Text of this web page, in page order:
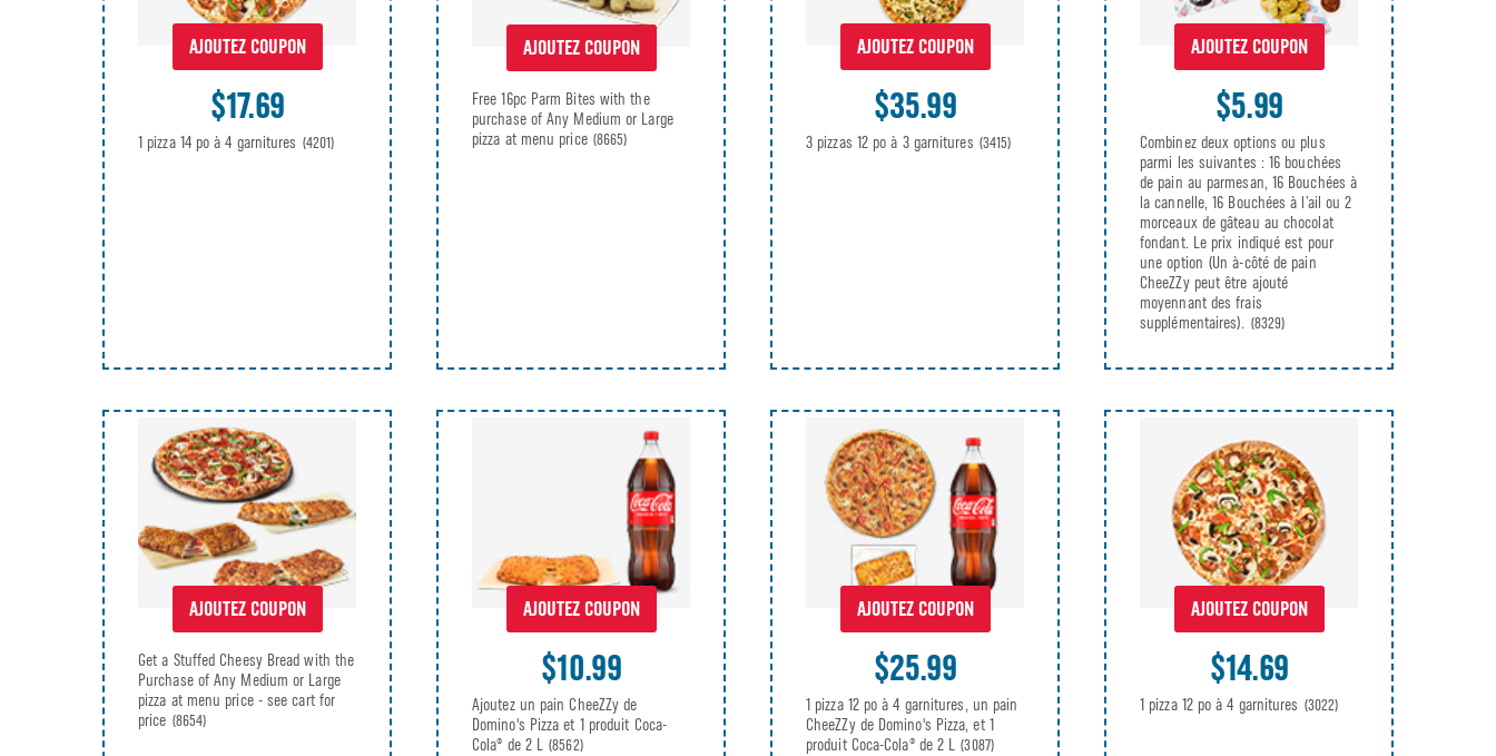
AJOUTEZ COUPON
$17.69
1 pizza 14 po à 4 garnitures (4201)
AJOUTEZ COUPON
Free 16pc Parm Bites with the
purchase of Any Medium or Large
pizza at menu price (8665)
AJOUTEZ COUPON
$35.99
3 pizzas 12 po à 3 garnitures (3415)
AJOUTEZ COUPON
$5.99
Combinez deux options ou plus
parmi les suivantes : 16 bouchées
de pain au parmesan, 16 Bouchées à
la cannelle, 16 Bouchées à l’ail ou 2
morceaux de gâteau au chocolat
fondant. Le prix indiqué est pour
une option (Un à-côté de pain
CheeZZy peut être ajouté
moyennant des frais
supplémentaires). (8329)
AJOUTEZ COUPON
Get a Stuffed Cheesy Bread with the
Purchase of Any Medium or Large
pizza at menu price - see cart for
price (8654)
AJOUTEZ COUPON
$10.99
Ajoutez un pain CheeZZy de
Domino's Pizza et 1 produit Coca-
Cola® de 2 L (8562)
AJOUTEZ COUPON
$25.99
1 pizza 12 po à 4 garnitures, un pain
CheeZZy de Domino's Pizza, et 1
produit Coca-Cola® de 2 L (3087)
AJOUTEZ COUPON
$14.69
1 pizza 12 po à 4 garnitures (3022)